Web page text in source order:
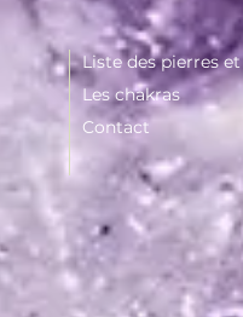
Liste des pierres
Les chakras
Contact